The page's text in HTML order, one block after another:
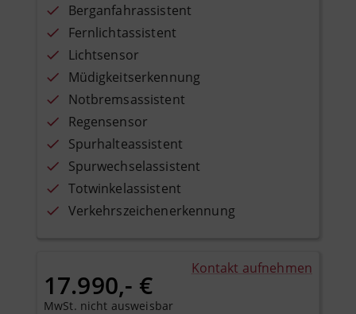
Berganfahrassistent
Fernlichtassistent
Lichtsensor
Müdigkeitserkennung
Notbremsassistent
Regensensor
Spurhalteassistent
Spurwechselassistent
Totwinkelassistent
Verkehrszeichenerkennung
17.990,- €
MwSt. nicht ausweisbar
Kontakt aufnehmen